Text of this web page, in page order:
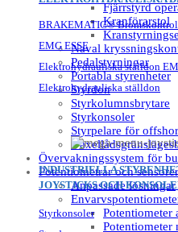
Fjärrstyrd
Kranförarstol
Naval
Pedalstyrningar
Portabla styrenheter
Styrdon
Styrkolumnsbrytare
Styrkonsoler
Styrpelare för
Övervakningssystem för
Potentiometrar och sensorer
Anpassade lösningar
Potentiometer
Potentiometer
BRAKEMATIC®
EMG ESSE
Elektrohydrauliska ställdon
Elektrohydrauliska ställdon
INDUSTRIELLA
JOYSTICKS OCH
Styrkonsoler